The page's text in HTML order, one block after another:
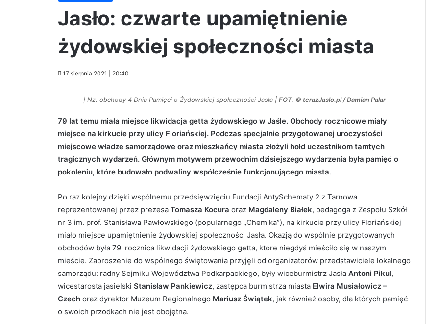
Jasło: czwarte upamiętnienie
żydowskiej społeczności miasta
17 sierpnia 2021 | 20:40
| Nz. obchody 4 Dnia Pamięci o Żydowskiej społeczności Jasła | FOT. © terazJaslo.pl / Damian Palar
79 lat temu miała miejsce likwidacja getta żydowskiego w Jaśle. Obchody rocznicowe miały
miejsce na kirkucie przy ulicy Floriańskiej. Podczas specjalnie przygotowanej uroczystości
miejscowe władze samorządowe oraz mieszkańcy miasta złożyli hołd uczestnikom tamtych
tragicznych wydarzeń. Głównym motywem przewodnim dzisiejszego wydarzenia była pamięć o
pokoleniu, które budowało podwaliny współcześnie funkcjonującego miasta.
Po raz kolejny dzięki wspólnemu przedsięwzięciu Fundacji AntySchematy 2 z Tarnowa
reprezentowanej przez prezesa Tomasza Kocura oraz Magdaleny Białek, pedagoga z Zespołu Szkół
nr 3 im. prof. Stanisława Pawłowskiego (popularnego „Chemika”), na kirkucie przy ulicy Floriańskiej
miało miejsce upamiętnienie żydowskiej społeczności Jasła. Okazją do wspólnie przygotowanych
obchodów była 79. rocznica likwidacji żydowskiego getta, które niegdyś mieściło się w naszym
mieście. Zaproszenie do wspólnego świętowania przyjęli od organizatorów przedstawiciele lokalnego
samorządu: radny Sejmiku Województwa Podkarpackiego, były wiceburmistrz Jasła Antoni Pikul,
wicestarosta jasielski Stanisław Pankiewicz, zastępca burmistrza miasta Elwira Musiałowicz –
Czech oraz dyrektor Muzeum Regionalnego Mariusz Świątek, jak również osoby, dla których pamięć
o swoich przodkach nie jest obojętna.